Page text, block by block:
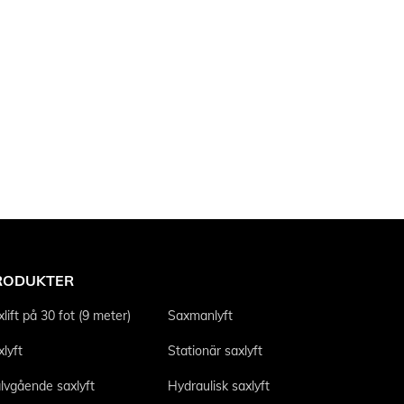
på 30 fot (9 meter) Saxmanlyft
Stationär saxlyft
saxlyft Hydraulisk saxlyft